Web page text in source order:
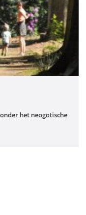
het neogotische